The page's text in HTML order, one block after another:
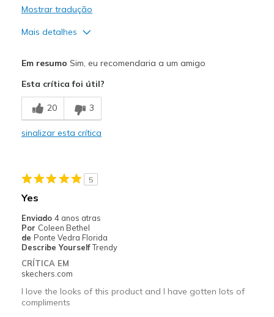
Mostrar tradução
Mais detalhes
Comfortable
Stylish
Travel
Width
Sizing
View On Shoes
I'm Really Into Shoes
Em resumo Sim, eu recomendaria a um amigo
Esta crítica foi útil?
20 3
sinalizar esta crítica
5
Yes
Enviado 4 anos atras
Por Coleen Bethel
de Ponte Vedra Florida
Describe YourselfTrendy
CRÍTICA EM
skechers.com
I love the looks of this product and I have gotten lots of
compliments